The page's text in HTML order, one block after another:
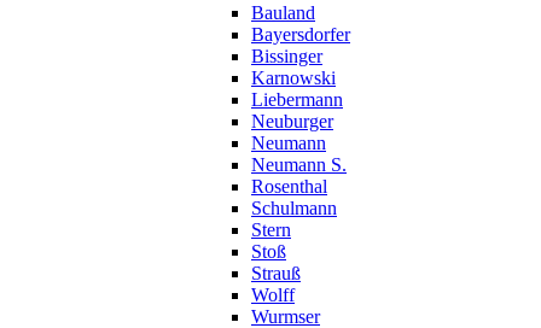
Bauland
Bayersdorfer
Bissinger
Karnowski
Liebermann
Neuburger
Neumann
Neumann S.
Rosenthal
Schulmann
Stern
Stoß
Strauß
Wolff
Wurmser